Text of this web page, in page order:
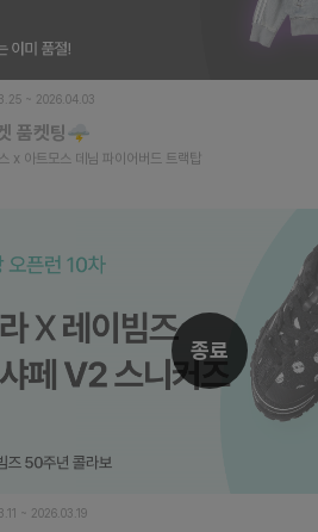
~ 2026.04.03
품켓팅🌩️
x 아트모스 데님 파이어버드 트랙탑
종료
~ 2026.03.19